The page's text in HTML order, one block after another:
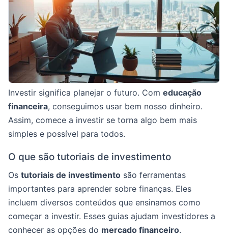
Investir significa planejar o futuro. Com educação
financeira, conseguimos usar bem nosso dinheiro.
Assim, comece a investir se torna algo bem mais
simples e possível para todos.
O que são tutoriais de investimento
Os tutoriais de investimento são ferramentas
importantes para aprender sobre finanças. Eles
incluem diversos conteúdos que ensinamos como
começar a investir. Esses guias ajudam investidores a
conhecer as opções do mercado financeiro.